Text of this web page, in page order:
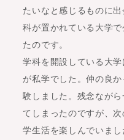
たいなと感じるものに
科が置かれている大学
たのです。
学科を開設している大
が私学でした。仲の良
験しました。残念なが
てしまったのですが、
学生活を楽しんでいま